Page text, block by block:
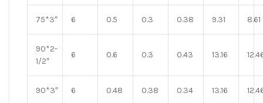
75*3″ 6 0.5 0.3 0.38 9.31 8.61
90*2-
1/2″
6 0.6 0.3 0.43 13.16
90*3″ 6 0.48 0.38 0.34 13.16